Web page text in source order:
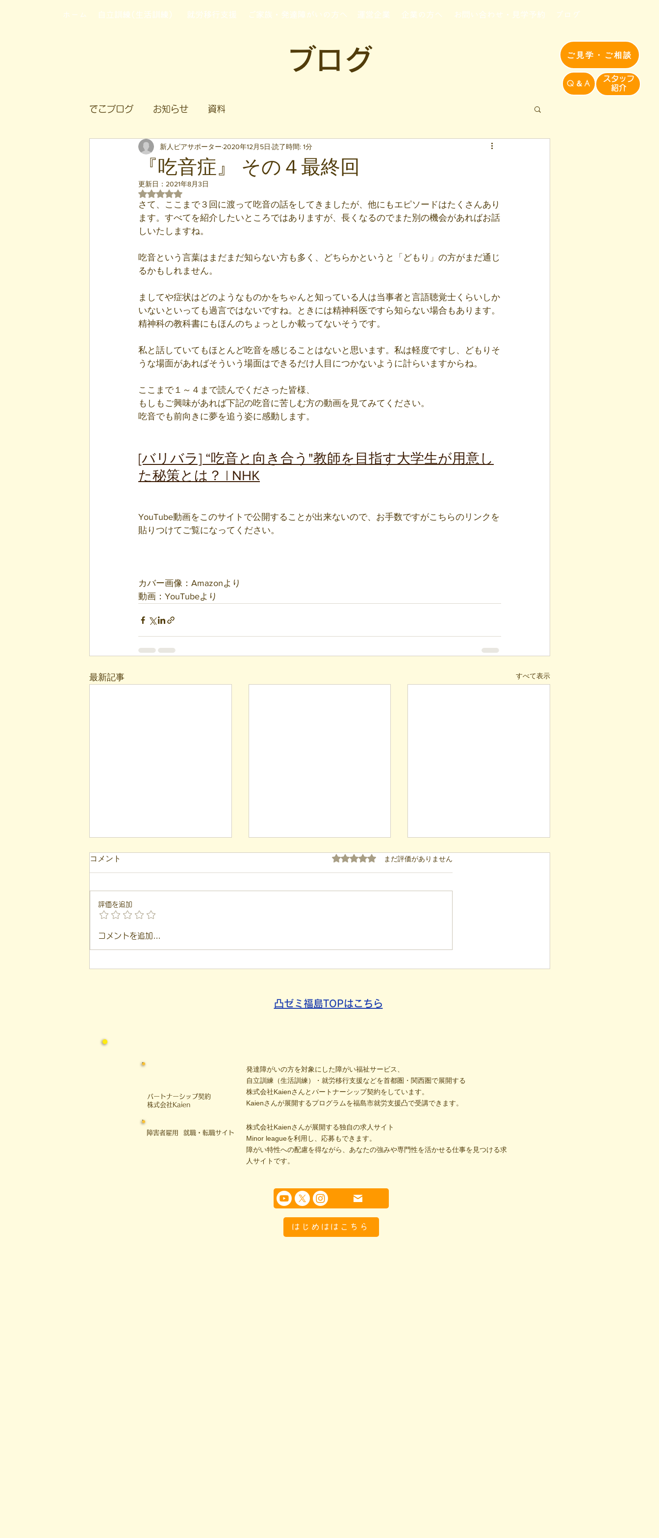
ご見学・ご相談
Q＆A
​スタッフ
紹介​
ホーム 自立訓練(生活訓練) 就労移行支援 ご家族・発達障がいの方へ 運営企業 企業の方へ お問い合わせ・見学予約 ブログ
ブログ
でこブログ お知らせ 資料
『吃音症』 その４最終回
新人ピアサポーター 2020年12月5日 読了時間: 1分
更新日： 2021年8月3日
5つ星のうちNaNと評価されています。
さて、ここまで３回に渡って吃音の話をしてきましたが、他にもエピソードはたくさんあり
ます。すべてを紹介したいところではありますが、長くなるのでまた別の機会があればお話
しいたしますね。
吃音という言葉はまだまだ知らない方も多く、どちらかというと「どもり」の方がまだ通じ
るかもしれません。
ましてや症状はどのようなものかをちゃんと知っている人は当事者と言語聴覚士くらいしか
いないといっても過言ではないですね。ときには精神科医ですら知らない場合もあります。
精神科の教科書にもほんのちょっとしか載ってないそうです。
私と話していてもほとんど吃音を感じることはないと思います。私は軽度ですし、どもりそ
うな場面があればそういう場面はできるだけ人目につかないように計らいますからね。
ここまで１～４まで読んでくださった皆様、
もしもご興味があれば下記の吃音に苦しむ方の動画を見てみてください。
吃音でも前向きに夢を追う姿に感動します。
[バリバラ] “吃音と向き合う"教師を目指す大学生が用意し
た秘策とは？ | NHK
YouTube動画をこのサイトで公開することが出来ないので、お手数ですがこちらのリンクを
貼りつけてご覧になってください。
カバー画像：Amazonより
動画：YouTubeより
最新記事 すべて表示
【代表ブログ】冷蔵庫に貼ら
社会への一歩
たかい輪
分解（後編）
コメント 5つ星のうち0と評価されています。
まだ評価がありません
評価を追加
コメントを追加…
凸ゼミ福島TOPはこちら
​パートナーシップ契約
​株式会社Kaien
発達障がいの方を対象にした障がい福祉サービス、
自立訓練（生活訓練）・就労移行支援などを首都圏・関西圏で展開する
株式会社Kaienさんとパートナーシップ契約をしています。
Kaienさんが展開するプログラムを福島市就労支援凸で受講できます。
障害者雇用 就職・転職サイト
株式会社Kaienさんが展開する独自の求人サイト
Minor leagueを利用し、応募もできます。
障がい特性への配慮を得ながら、あなたの強みや専門性を活かせる仕事を見つける求
人サイトです。
はじめははこちら